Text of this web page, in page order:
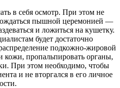
в себя осмотр. При этом не
пышной церемонией —
и ложиться на кушетку.
будет достаточно
подкожно-жировой
кожи, пропальпировать органы,
При этом необходимо, чтобы
и не вторгался в его личное